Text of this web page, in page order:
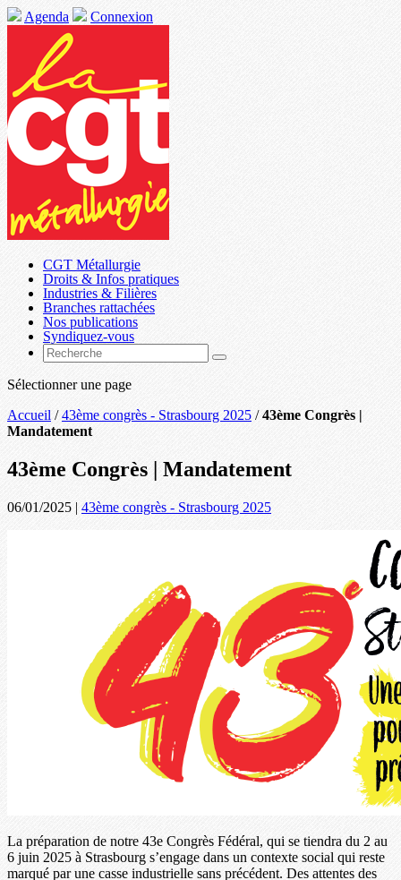
Agenda Connexion
CGT Métallurgie
Droits & Infos pratiques
Industries & Filières
Branches rattachées
Nos publications
Syndiquez-vous
Sélectionner une page
Accueil /43ème congrès - Strasbourg 2025 /43ème Congrès |
Mandatement
43ème Congrès | Mandatement
06/01/2025 | 43ème congrès - Strasbourg 2025
La préparation de notre 43e Congrès Fédéral, qui se tiendra du 2 au
6 juin 2025 à Strasbourg s’engage dans un contexte social qui reste
marqué par une casse industrielle sans précédent. Des attentes des